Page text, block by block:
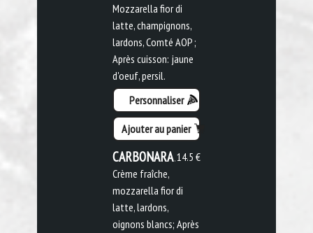
Mozzarella fior di
latte, champignons,
lardons, Comté AOP ;
Après cuisson: jaune
d'oeuf, persil.
Personnaliser
Ajouter au panier
14.5 €
CARBONARA
Crème fraîche,
mozzarella fior di
latte, lardons,
oignons blancs; Après